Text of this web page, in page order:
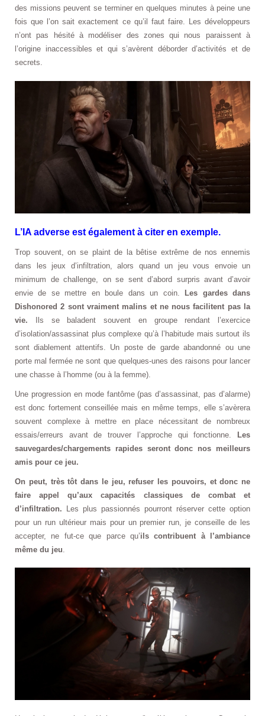
des missions peuvent se terminer en quelques minutes à peine une
fois que l’on sait exactement ce qu’il faut faire. Les développeurs
n’ont pas hésité à modéliser des zones qui nous paraissent à
l’origine inaccessibles et qui s’avèrent déborder d’activités et de
secrets.
L’IA adverse est également à citer en exemple.
Trop souvent, on se plaint de la bêtise extrême de nos ennemis
dans les jeux d’infiltration, alors quand un jeu vous envoie un
minimum de challenge, on se sent d’abord surpris avant d’avoir
envie de se mettre en boule dans un coin. Les gardes dans
Dishonored 2 sont vraiment malins et ne nous facilitent pas la
vie. Ils se baladent souvent en groupe rendant l’exercice
d’isolation/assassinat plus complexe qu’à l’habitude mais surtout ils
sont diablement attentifs. Un poste de garde abandonné ou une
porte mal fermée ne sont que quelques-unes des raisons pour lancer
une chasse à l’homme (ou à la femme).
Une progression en mode fantôme (pas d’assassinat, pas d’alarme)
est donc fortement conseillée mais en même temps, elle s’avèrera
souvent complexe à mettre en place nécessitant de nombreux
essais/erreurs avant de trouver l’approche qui fonctionne. Les
sauvegardes/chargements rapides seront donc nos meilleurs
amis pour ce jeu.
On peut, très tôt dans le jeu, refuser les pouvoirs, et donc ne
faire appel qu’aux capacités classiques de combat et
d’infiltration. Les plus passionnés pourront réserver cette option
pour un run ultérieur mais pour un premier run, je conseille de les
accepter, ne fut-ce que parce qu’ils contribuent à l’ambiance
même du jeu